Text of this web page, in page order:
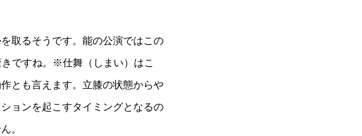
取るそうです。能の公演ではこの
ですね。※仕舞（しまい）はこ
とも言えます。立膝の状態からや
ョンを起こすタイミングとなるの
。